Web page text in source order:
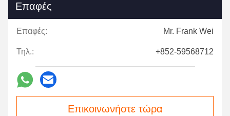
Επαφές
Επαφές: Mr. Frank Wei
Τηλ.: +852-59568712
Επικοινωνήστε τώρα